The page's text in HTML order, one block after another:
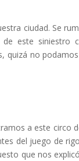
ciudad. Se
este siniestro
quizá no
a este circo
del juego de
que nos